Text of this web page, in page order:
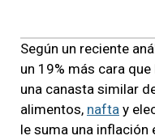
Según un reciente
un 19% más cara
una canasta similar
alimentos, nafta y
le suma una inflación